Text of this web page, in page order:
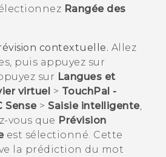
Rangée des
contextuelle. Allez
puis appuyez sur
sur Langues et
virtuel > TouchPal -
Sense> Saisie intelligente,
vous que Prévision
est sélectionné. Cette
la prédiction du mot